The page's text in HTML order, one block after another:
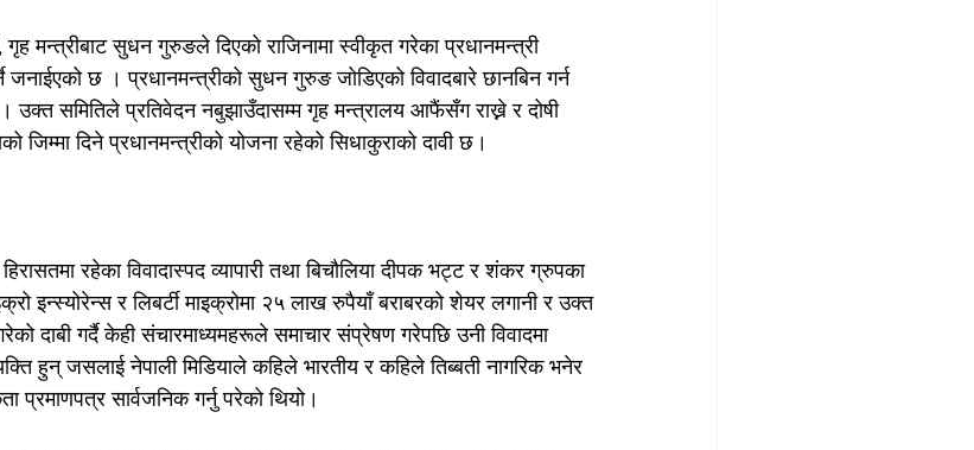
मन्त्रीबाट सुधन गुरुङले दिएको राजिनामा स्वीकृत गरेका प्रधानमन्त्री
छ । प्रधानमन्त्रीको सुधन गुरुङ जोडिएको विवादबारे छानबिन गर्न
उक्त समितिले प्रतिवेदन नबुझाउँदासम्म गृह मन्त्रालय आफैंसँग राख्ने र दोषी
दिने प्रधानमन्त्रीको योजना रहेको सिधाकुराको दावी छ।
रहेका विवादास्पद व्यापारी तथा बिचौलिया दीपक भट्ट र शंकर ग्रुपका
इन्स्योरेन्स र लिबर्टी माइक्रोमा २५ लाख रुपैयाँ बराबरको शेयर लगानी र उक्त
दाबी गर्दै केही संचारमाध्यमहरूले समाचार संप्रेषण गरेपछि उनी विवादमा
हुन् जसलाई नेपाली मिडियाले कहिले भारतीय र कहिले तिब्बती नागरिक भनेर
प्रमाणपत्र सार्वजनिक गर्नु परेको थियो।